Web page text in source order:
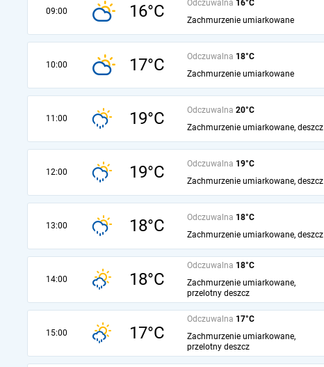
09:00 16°C Odczuwalna 16°C
Zachmurzenie umiarkowane
10:00 17°C Odczuwalna 18°C
Zachmurzenie umiarkowane
11:00 19°C Odczuwalna 20°C
Zachmurzenie umiarkowane, deszcz
12:00 19°C Odczuwalna 19°C
Zachmurzenie umiarkowane, deszcz
13:00 18°C Odczuwalna 18°C
Zachmurzenie umiarkowane, deszcz
14:00 18°C
Odczuwalna 18°C
Zachmurzenie umiarkowane,
przelotny deszcz
15:00 17°C
Odczuwalna 17°C
Zachmurzenie umiarkowane,
przelotny deszcz